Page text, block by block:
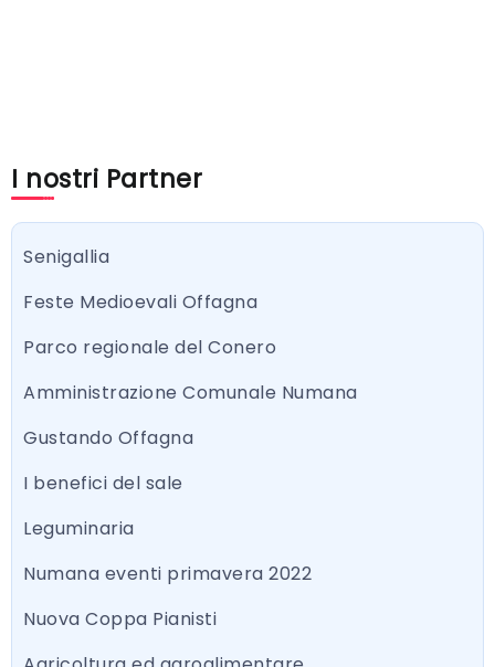
I nostri Partner
Senigallia
Feste Medioevali Offagna
Parco regionale del Conero
Amministrazione Comunale Numana
Gustando Offagna
I benefici del sale
Leguminaria
Numana eventi primavera 2022
Nuova Coppa Pianisti